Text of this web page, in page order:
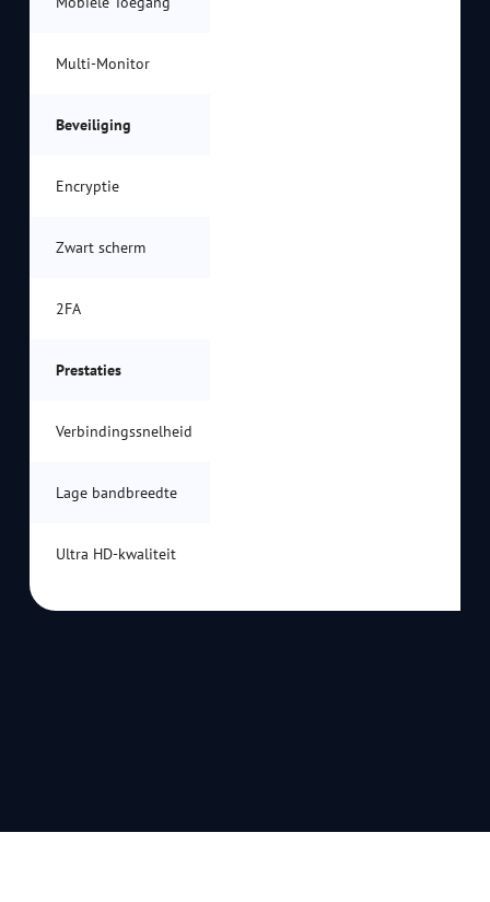
Multi-Monitor
Beveiliging
Encryptie
Zwart scherm
2FA
Prestaties
Verbindingssnelheid
Lage bandbreedte
Ultra HD-kwaliteit